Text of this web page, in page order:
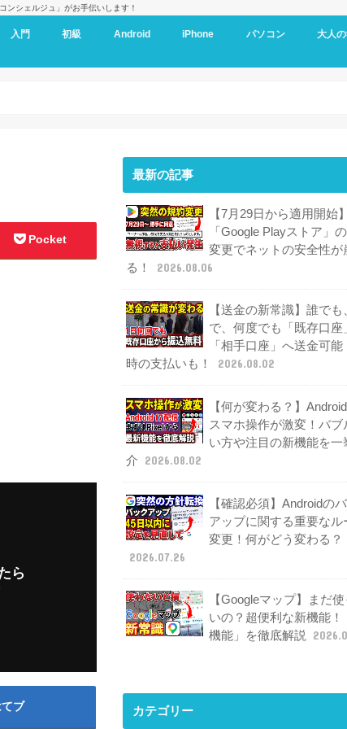
ンシェルジュ」がお手伝いします！
入門 初級 Android iPhone パソコン 大人
Pocket
ら
てブ
最新の記事
【7月29日から適用開始】
「Google Playストア」
変更でネットの安全性が
る！
2026.08.06
【送金の新常識】誰でも
で、何度でも「既存口座
「相手口座」へ送金可能
時の支払いも！
2026.08.02
【何が変わる？】
スマホ操作が激変！バブ
い方や注目の新機能を一
介
2026.08.02
【確認必須】Androidの
アップに関する重要なル
変更！何がどう変わる？
2026.07.26
【Googleマップ】まだ
いの？超便利な新機能！
機能」を徹底解説
カテゴリー